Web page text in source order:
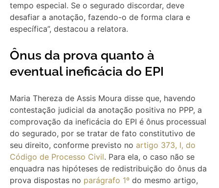
tempo especial. Se o segurado discordar, deve
desafiar a anotação, fazendo-o de forma clara e
específica”, destacou a relatora.
Ônus da prova quanto à
eventual ineficácia do EPI
Maria Thereza de Assis Moura disse que, havendo
contestação judicial da anotação positiva no PPP, a
comprovação da ineficácia do EPI é ônus processual
do segurado, por se tratar de fato constitutivo de
seu direito, conforme previsto no artigo 373, I, do
Código de Processo Civil. Para ela, o caso não se
enquadra nas hipóteses de redistribuição do ônus da
prova dispostas no parágrafo 1º do mesmo artigo,